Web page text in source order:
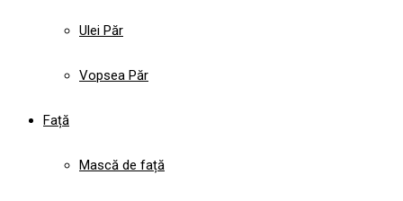
Ulei Păr
Vopsea Păr
Față
Mască de față